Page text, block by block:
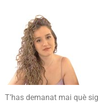
T’has demanat mai què